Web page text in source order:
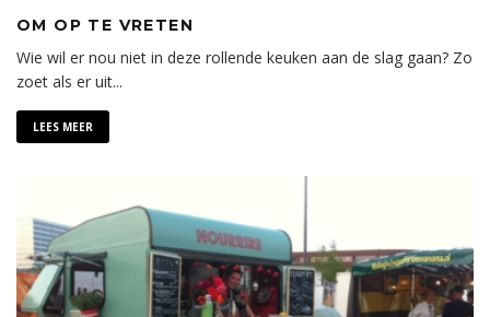
OM OP TE VRETEN
Wie wil er nou niet in deze rollende keuken aan de slag gaan? Zo
zoet als er uit...
LEES MEER